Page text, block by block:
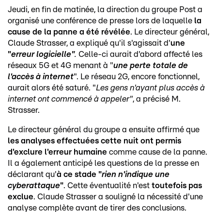
Jeudi, en fin de matinée, la direction du groupe Post a
organisé une conférence de presse lors de laquelle la
cause de la panne a été révélée. Le directeur général,
Claude Strasser, a expliqué qu'il s'agissait d'une
"erreur logicielle". Celle-ci aurait d'abord affecté les
réseaux 5G et 4G menant à "une perte totale de
l'accès à internet". Le réseau 2G, encore fonctionnel,
aurait alors été saturé. "Les gens n'ayant plus accès à
internet ont commencé à appeler", a précisé M.
Strasser.
Le directeur général du groupe a ensuite affirmé que
les analyses effectuées cette nuit ont permis
d'exclure l'erreur humaine comme cause de la panne.
Il a également anticipé les questions de la presse en
déclarant qu'à ce stade "rien n'indique une
cyberattaque". Cette éventualité n'est toutefois pas
exclue. Claude Strasser a souligné la nécessité d'une
analyse complète avant de tirer des conclusions.